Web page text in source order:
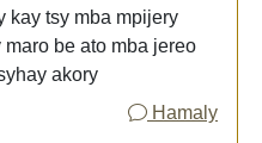
kay tsy mba mpijery
be ato mba jereo
akory
Hamaly